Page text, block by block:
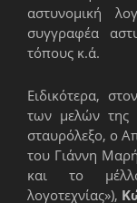
αστυνομική
συγγραφέα
τόπους κ.ά.
Ειδικότερα,
των μελών της
σταυρόλεξο, ο
του Γιάννη
και το
λογοτεχνίας»),